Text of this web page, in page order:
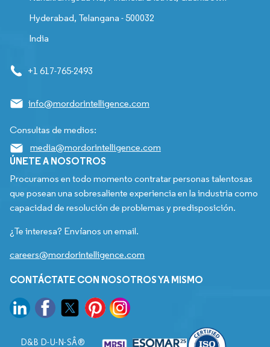
Hyderabad, Telangana - 500032
India
+1 617-765-2493
info@mordorintelligence.com
Consultas de medios:
media@mordorintelligence.com
ÚNETE A NOSOTROS
Procuramos en todo momento contratar personas talentosas
que posean una sobresaliente experiencia en la industria como
capacidad de resolución de problemas y predisposición.
¿Te interesa? Envíanos un email.
careers@mordorintelligence.com
CONTÁCTATE CON NOSOTROS YA MISMO
D&B D-U-N-SÂ®